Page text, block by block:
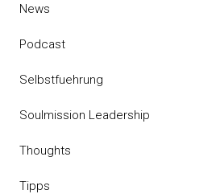
News
Podcast
Selbstfuehrung
Soulmission Leadership
Thoughts
Tipps